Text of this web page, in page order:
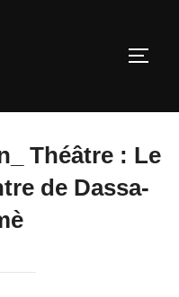
Théâtre : Le
de Dassa-